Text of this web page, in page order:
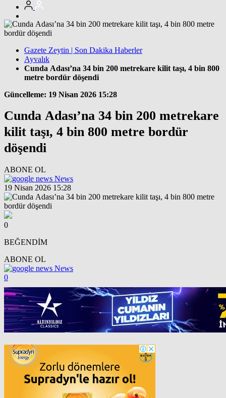
Gazete Zeytin | Son Dakika Haberler
Ayvalık
Cunda Adası’na 34 bin 200 metrekare kilit taşı, 4 bin 800
metre bordür döşendi
Güncelleme: 19 Nisan 2026 15:28
Cunda Adası’na 34 bin 200 metrekare
kilit taşı, 4 bin 800 metre bordür
döşendi
ABONE OL
News
19 Nisan 2026 15:28
0
BEĞENDİM
ABONE OL
News
0